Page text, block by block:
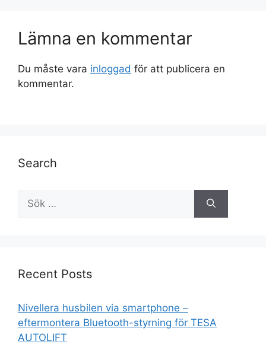
Lämna en kommentar
Du måste vara inloggad för att publicera en
kommentar.
Search
Recent Posts
Nivellera husbilen via smartphone –
eftermontera Bluetooth-styrning för TESA
AUTOLIFT